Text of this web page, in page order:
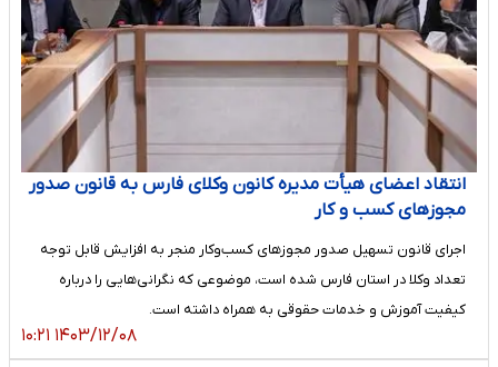
انتقاد اعضای هیأت مدیره کانون وکلای فارس به قانون صدور
مجوزهای کسب‌ و کار
اجرای قانون تسهیل صدور مجوزهای کسب‌وکار منجر به افزایش قابل توجه
تعداد وکلا در استان فارس شده است، موضوعی که نگرانی‌هایی را درباره
کیفیت آموزش و خدمات حقوقی به همراه داشته است.
۱۴۰۳/۱۲/۰۸ ۱۰:۲۱